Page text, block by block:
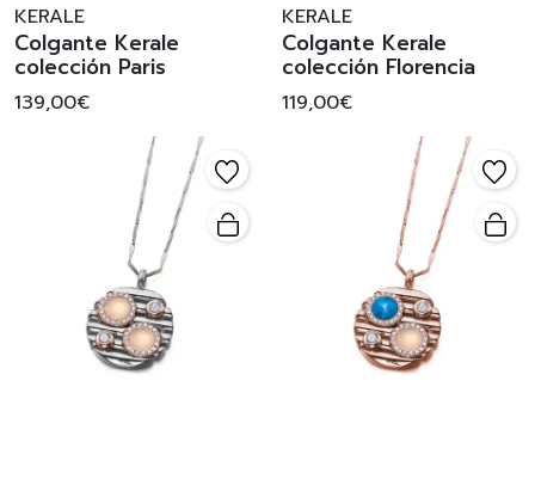
KERALE
Colgante Kerale
colección Paris
139,00€
KERALE
Colgante Kerale
colección Florencia
119,00€